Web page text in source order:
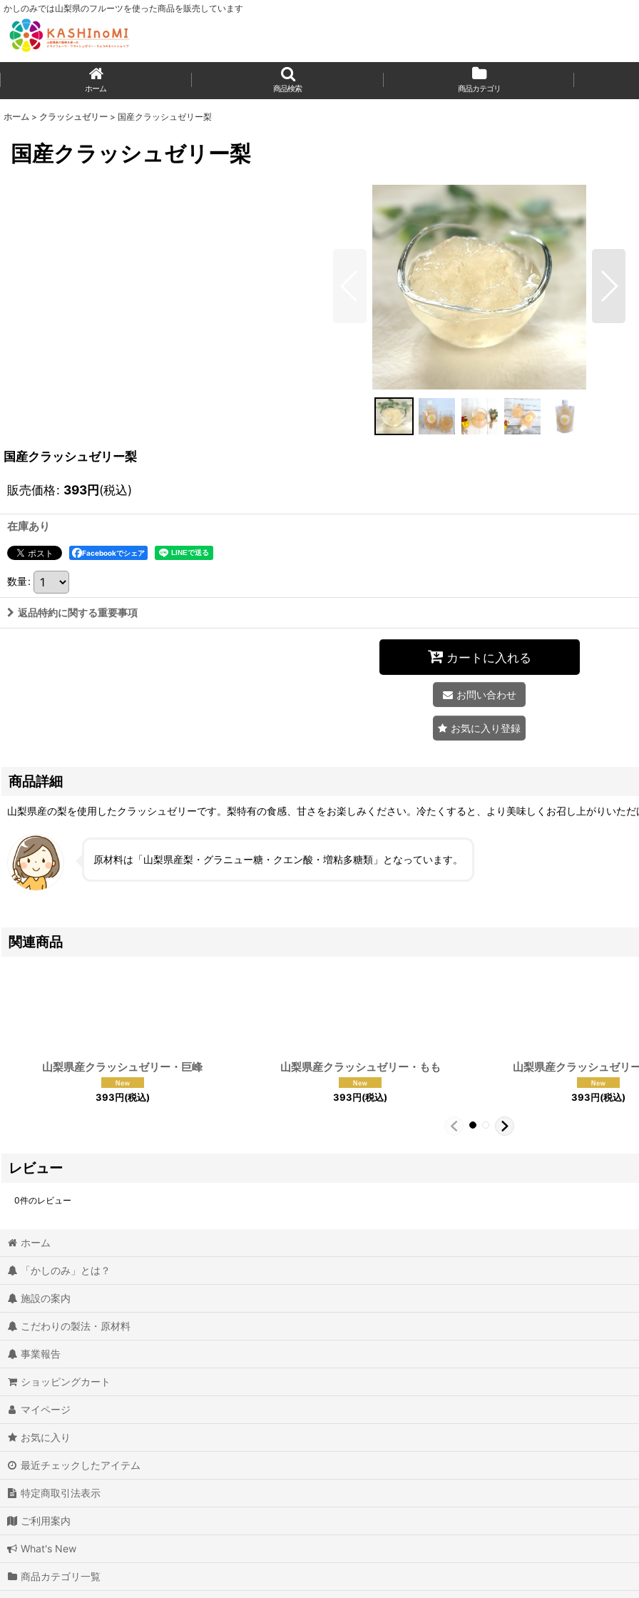
かしのみでは山梨県のフルーツを使った商品を販売しています
ホーム 商品検索 商品カテゴリ
ホーム > クラッシュゼリー > 国産クラッシュゼリー梨
国産クラッシュゼリー梨
国産クラッシュゼリー梨
販売価格: 393円(税込)
在庫あり
Facebookでシェア
数量:
返品特約に関する重要事項
カートに入れる
お問い合わせ
お気に入り登録
商品詳細
山梨県産の梨を使用したクラッシュゼリーです。梨特有の食感、甘さをお楽しみください。冷たくすると、より美味しくお召し上がりいただ
原材料は「山梨県産梨・グラニュー糖・クエン酸・増粘多糖類」となっています。
関連商品
山梨県産クラッシュゼリー・巨峰
393円(税込)
山梨県産クラッシュゼリー・もも
393円(税込)
山梨県産クラッシュゼリ
393円(税込)
レビュー
0件のレビュー
ホーム
「かしのみ」とは？
施設の案内
こだわりの製法・原材料
事業報告
ショッピングカート
マイページ
お気に入り
最近チェックしたアイテム
特定商取引法表示
ご利用案内
What's New
商品カテゴリ一覧